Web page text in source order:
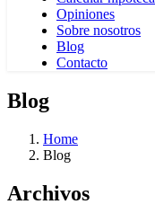
Opiniones
Sobre nosotros
Blog
Contacto
Blog
Home
Blog
Archivos